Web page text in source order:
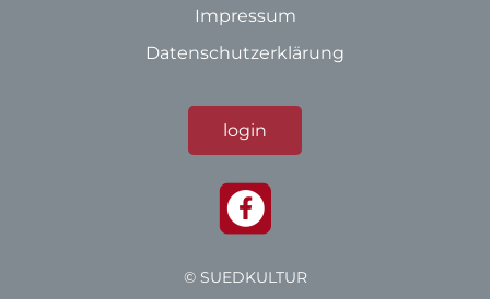
Impressum
Datenschutzerklärung
login
© SUEDKULTUR